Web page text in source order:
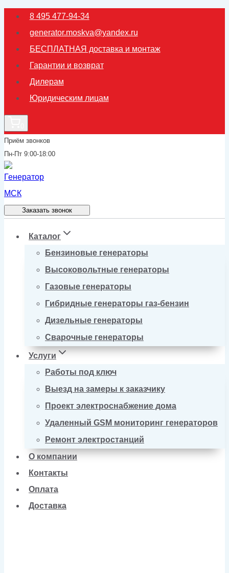
Перейти
содержимому
8 495 477-94-34
generator.moskva@yandex.ru
БЕСПЛАТНАЯ доставка и монтаж
Гарантии и возврат
Дилерам
Юридическим лицам
Приём звонков
Пн-Пт 9:00-18:00
Заказать звонок
Каталог
Бензиновые генераторы
Высоковольтные генераторы
Газовые генераторы
Гибридные генераторы газ-бензин
Дизельные генераторы
Сварочные генераторы
Услуги
Работы под ключ
Выезд на замеры к заказчику
Проект электроснабжение дома
Удаленный GSM мониторинг генераторов
Ремонт электростанций
О компании
Контакты
Оплата
Доставка